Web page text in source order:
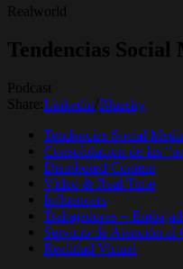
Realworld
Tendencias Social
Podcast
Share: Linkedin Bluesky
Tendencias Social
Consolidación de las
Distributed Content
Vídeo & Real Time
Influencers
Trabajadores =
Servicio de Atención al
Realidad Virtual